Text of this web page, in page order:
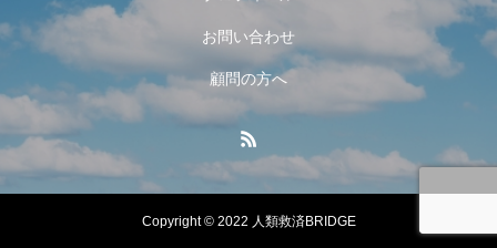
お問い合わせ
顧問の方へ
Copyright © 2022 人類救済BRIDGE